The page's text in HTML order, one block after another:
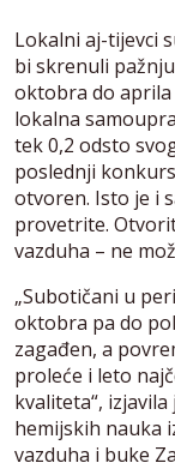
Lokalni aj-tijevci
bi skrenuli
oktobra do
lokalna
tek 0,2 odsto
poslednji
otvoren. Isto je i
provetrite.
vazduha – ne
„Subotičani u
oktobra pa do
zagađen, a
proleće i leto
kvaliteta“, izjavila
hemijskih nauka
vazduha i buke